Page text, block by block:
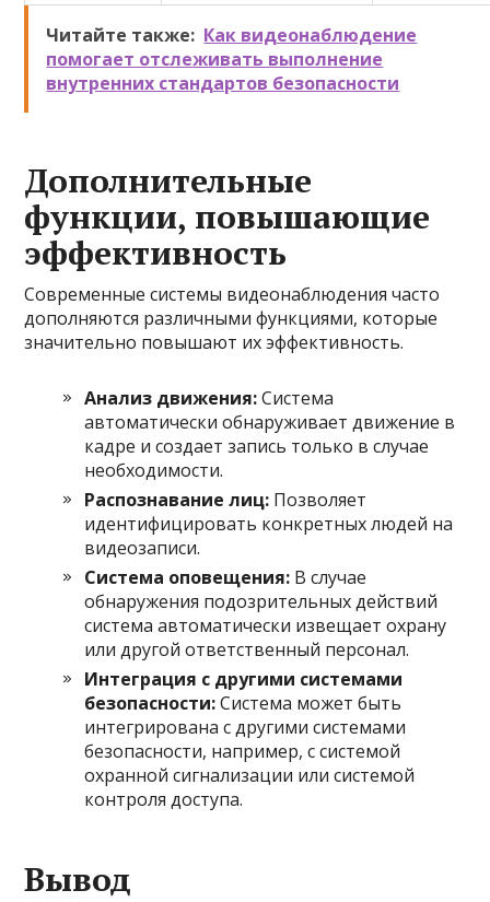
Читайте также: Как видеонаблюдение
помогает отслеживать выполнение
внутренних стандартов безопасности
Дополнительные
функции, повышающие
эффективность
Современные системы видеонаблюдения часто
дополняются различными функциями, которые
значительно повышают их эффективность.
Анализ движения:Система
автоматически обнаруживает движение в
кадре и создает запись только в случае
необходимости.
Распознавание лиц: Позволяет
идентифицировать конкретных людей на
видеозаписи.
Система оповещения: В случае
обнаружения подозрительных действий
система автоматически извещает охрану
или другой ответственный персонал.
Интеграция с другими системами
безопасности:Система может быть
интегрирована с другими системами
безопасности, например, с системой
охранной сигнализации или системой
контроля доступа.
Вывод